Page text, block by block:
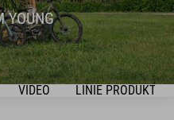
YOUNG
VIDEO LINIE PRODUKTÓW